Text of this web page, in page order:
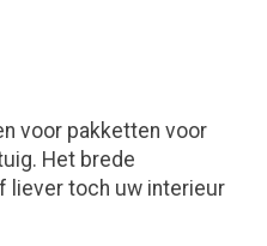
voor pakketten voor
Het brede
liever toch uw interieur